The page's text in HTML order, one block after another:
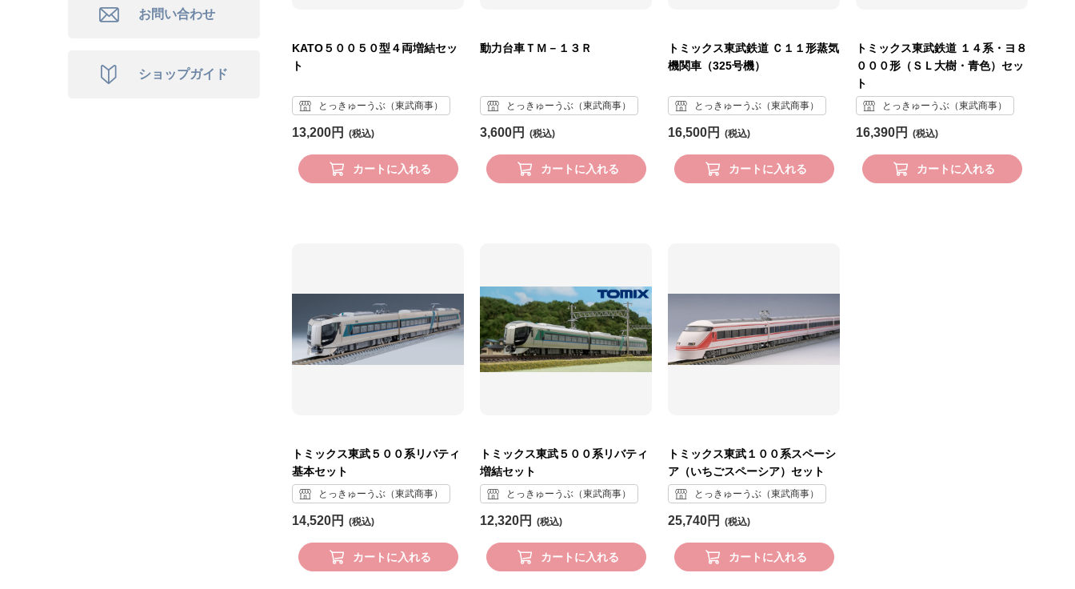
お問い合わせ
ショップガイド
KATO５００５０型４両増結セッ
ト
とっきゅーうぶ（東武商事）
13,200円
カートに入れる
動力台車ＴＭ－１３Ｒ
とっきゅーうぶ（東武商事）
3,600円
カートに入れる
トミックス東武鉄道 Ｃ１１形蒸気
機関車（325号機）
とっきゅーうぶ（東武商事）
16,500円
カートに入れる
トミックス東武鉄道 １４系・ヨ８
０００形（ＳＬ大樹・青色）セッ
ト
とっきゅーうぶ（東武商事）
16,390円
カートに入れる
トミックス東武５００系リバティ
基本セット
とっきゅーうぶ（東武商事）
14,520円
カートに入れる
トミックス東武５００系リバティ
増結セット
とっきゅーうぶ（東武商事）
12,320円
カートに入れる
トミックス東武１００系スペーシ
ア（いちごスペーシア）セット
とっきゅーうぶ（東武商事）
25,740円
カートに入れる